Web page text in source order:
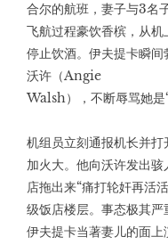
合尔的航班，妻子与3名
飞航过程豪饮香槟，从
停止饮酒。伊夫提卡瞬
沃许（Angie
Walsh），不断辱骂她是“
机组员立刻通报机长并
加火大。他向沃许发出
店拖出来“痛打轮奸再活
级饭店楼层。事态极其严
伊夫提卡当著妻儿的面